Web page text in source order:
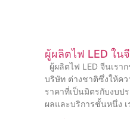
ผู้ผลิตไฟ LED ใน
ผู้ผลิตไฟ LED จีนเรา
บริษัท ต่างชาติซึ่งให้ค
ราคาที่เป็นมิตรกับงบป
ผลและบริการชั้นหนึ่ง เ